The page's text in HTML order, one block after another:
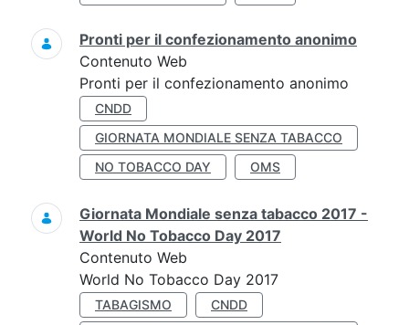
Pronti per il confezionamento anonimo
Contenuto Web
Pronti per il confezionamento anonimo
CNDD
GIORNATA MONDIALE SENZA TABACCO
NO TOBACCO DAY
OMS
Giornata Mondiale senza tabacco 2017 -
World No Tobacco Day 2017
Contenuto Web
World No Tobacco Day 2017
TABAGISMO
CNDD